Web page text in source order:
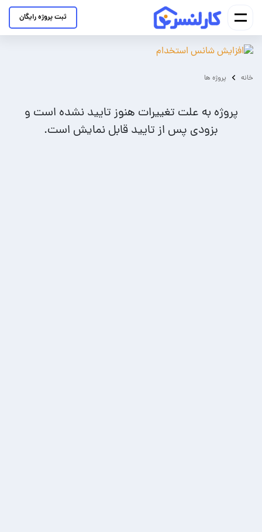
ثبت پروژه رایگان
خانه پروژه ها
پروژه به علت تغییرات هنوز تایید نشده است و
بزودی پس از تایید قابل نمایش است.